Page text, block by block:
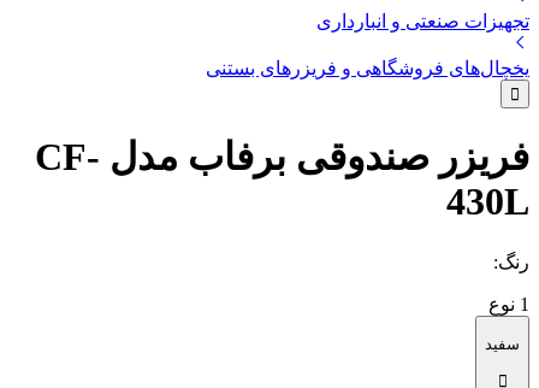
تجهیزات صنعتی و انبارداری
یخچال‌های فروشگاهی و فریزرهای بستنی
فریزر صندوقی برفاب مدل CF-
430L
رنگ:
1 نوع
سفید